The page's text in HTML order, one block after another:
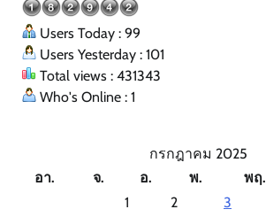
Users Today : 99
Users Yesterday : 101
Total views : 431343
Who's Online : 1
กรกฎาคม 2025
อา.
จ. อ. พ. พฤ.
1
2 3